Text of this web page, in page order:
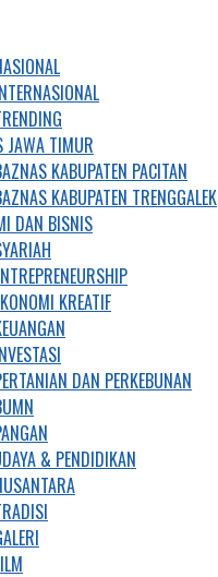
JAWA TIMUR
KABUPATEN PACITAN
KABUPATEN TRENGGALEK
DAN BISNIS
KREATIF
DAN PERKEBUNAN
& PENDIDIKAN